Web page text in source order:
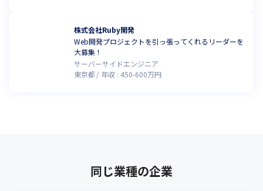
株式会社Ruby開発
Web開発プロジェクトを引っ張ってくれるリーダーを
大募集！
サーバーサイドエンジニア
東京都
年収 : 450-600万円
同じ業種の企業